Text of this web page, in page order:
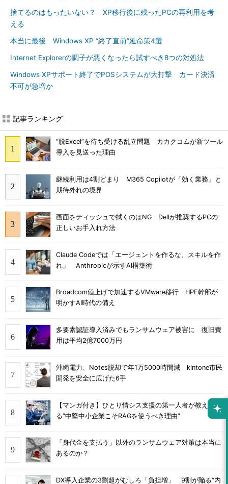
捨てるのはもったいない？ XP移行後に残ったPCの再利用を考
える
本当に最後 Windows XP “終了直前”延命策4選
Internet Explorerの調子が悪くなったら試すべき8つの対処法
Windows XPサポート終了でPOSシステムが大打撃 カード決済
不可が急増か
記事ランキング
“脱Excel”を待ち受ける乱立問題 カカクコムが新ツール
導入を見送った理由
継続利用は4割どまり M365 Copilotが「効く業務」と
期待外れの境界
画面をティッシュで拭くのはNG Dellが推奨するPCの
正しいお手入れ方法
Claude Codeでは「エージェントを作るな、スキルを作
れ」 Anthropicが示すAI構築術
Broadcom値上げで加速するVMware移行 HPE幹部が
明かすAI時代の備え
多要素認証導入済みでもランサムウェア被害に 復旧費
用は平均2億7000万円
沖縄電力、Notes脱却で年1万5000時間減 kintone市民
開発を安全に広げた6手
【マンガ付き】ひとり情シス支援の第一人者が教え
る”中堅中小企業こそRAGを使うべき理由”
「身代金を支払う」以外のランサムウェア対策は本当に
あるのか？
DX導入企業の3割超がむしろ「負担増」 9割が陥る“内